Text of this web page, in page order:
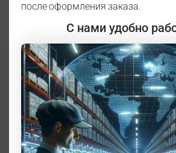
после оформления заказа.
С нами удобно